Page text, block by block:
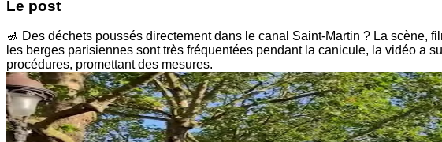
Le post
🚮 Des déchets poussés directement dans le canal Saint-Martin ? La scène,
les berges parisiennes sont très fréquentées pendant la canicule, la vidéo a
procédures, promettant des mesures.